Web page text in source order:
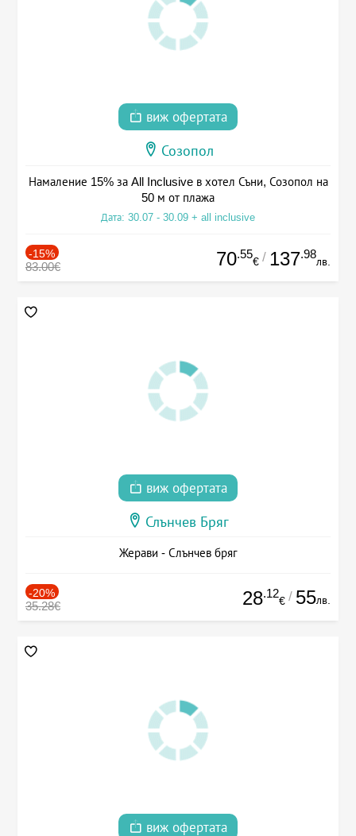
виж офертата
Созопол
Намаление 15% за All Inclusive в хотел Съни, Созопол на
50 м от плажа
Дата: 30.07 - 30.09 + all inclusive
-15%
83.00€ 70.55
€ / 137.98
лв.
виж офертата
Слънчев Бряг
Жерави - Слънчев бряг
-20%
35.28€ 28.12
€ / 55лв.
виж офертата